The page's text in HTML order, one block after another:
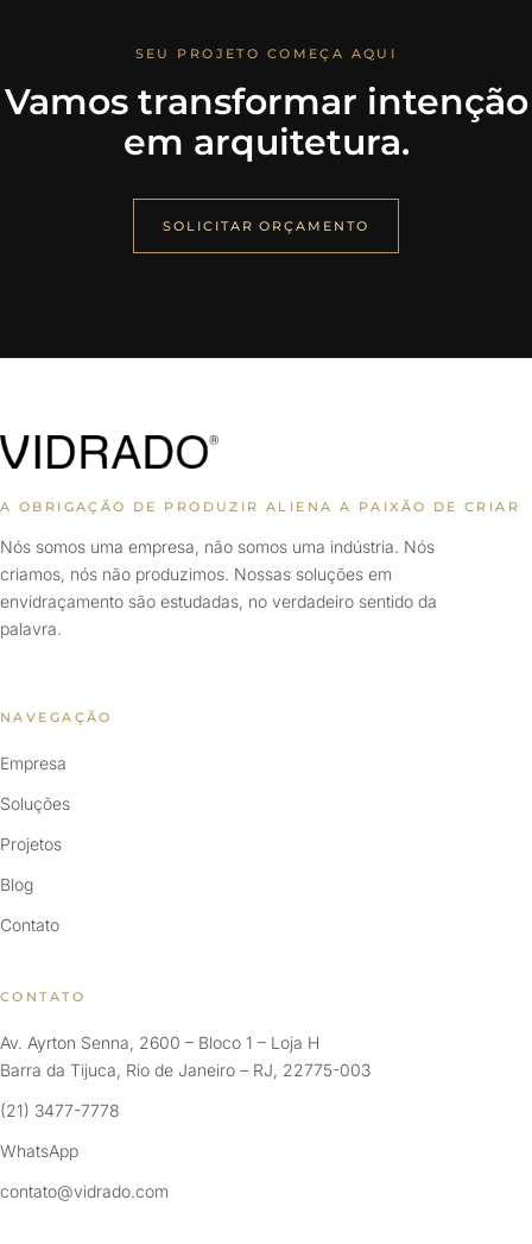
SEU PROJETO COMEÇA AQUI
Vamos transformar intenção
em arquitetura.
SOLICITAR ORÇAMENTO
A OBRIGAÇÃO DE PRODUZIR ALIENA A PAIXÃO DE CRIAR
Nós somos uma empresa, não somos uma indústria. Nós
criamos, nós não produzimos. Nossas soluções em
envidraçamento são estudadas, no verdadeiro sentido da
palavra.
NAVEGAÇÃO
Empresa
Soluções
Projetos
Blog
Contato
CONTATO
Av. Ayrton Senna, 2600 – Bloco 1 – Loja H
Barra da Tijuca, Rio de Janeiro – RJ, 22775-003
(21) 3477-7778
WhatsApp
contato@vidrado.com